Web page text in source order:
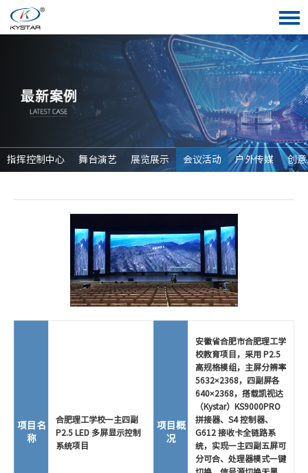
指挥控制中心 舞台演艺 展览展示 会议活动 户外传媒 创
项目名
称
合肥理工学校一主四副
P2.5 LED 多屏显示控制
系统项目
项目概
况
安徽省合肥市合肥理工学
校教育项目，采用 P2.5
高规格模组，主屏分辨率
5632×2368，四副屏各
640×2368，搭载凯视达
（Kystar）KS9000PRO
拼接器、S4 控制器、
G612 接收卡全链路系
统，实现一主四副五屏可
分可合、处理器模式一键